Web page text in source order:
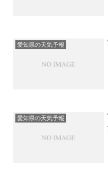
愛知県の天気予報
愛知県の天気予報